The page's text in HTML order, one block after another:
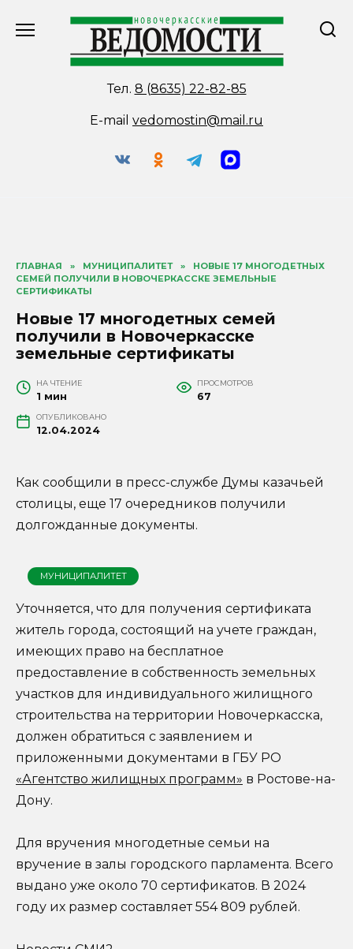
Тел. 8 (8635) 22-82-85
E-mail vedomostin@mail.ru
ГЛАВНАЯ » МУНИЦИПАЛИТЕТ »
НОВЫЕ 17 МНОГОДЕТНЫХ
СЕМЕЙ ПОЛУЧИЛИ В НОВОЧЕРКАССКЕ ЗЕМЕЛЬНЫЕ
СЕРТИФИКАТЫ
Новые 17 многодетных семей
получили в Новочеркасске
земельные сертификаты
НА ЧТЕНИЕ
1 мин
ПРОСМОТРОВ
67
ОПУБЛИКОВАНО
12.04.2024
Как сообщили в пресс-службе Думы казачьей
столицы, еще 17 очередников получили
долгожданные документы.
МУНИЦИПАЛИТЕТ
Уточняется, что для получения сертификата
житель города, состоящий на учете граждан,
имеющих право на бесплатное
предоставление в собственность земельных
участков для индивидуального жилищного
строительства на территории Новочеркасска,
должен обратиться с заявлением и
приложенными документами в ГБУ РО
«Агентство жилищных программ» в Ростове-на-
Дону.
Для вручения многодетные семьи на
вручение в залы городского парламента. Всего
выдано уже около 70 сертификатов. В 2024
году их размер составляет 554 809 рублей.